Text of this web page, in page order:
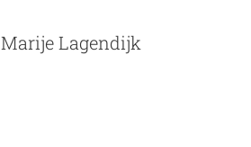
Marije Lagendijk